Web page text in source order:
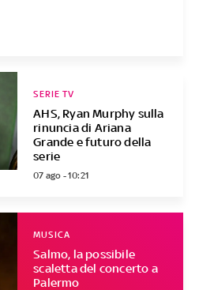
AHS, Ryan Murphy sulla
rinuncia di Ariana
Grande e futuro della
serie
SERIE TV
07 ago - 10:21
Salmo, la possibile
scaletta del concerto a
Palermo
MUSICA